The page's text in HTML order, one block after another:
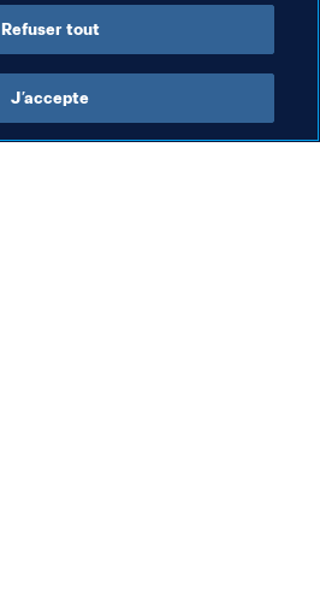
Refuser tout
J’accepte